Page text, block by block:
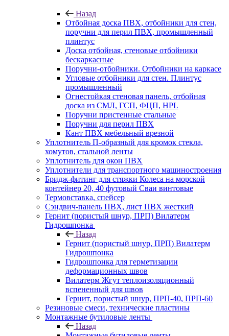
Назад
Отбойная доска ПВХ, отбойники для стен,
поручни для перил ПВХ, промышленный
плинтус
Доска отбойная, стеновые отбойники
бескаркасные
Поручни-отбойники. Отбойники на каркасе
Угловые отбойники для стен. Плинтус
промышленный
Огнестойкая стеновая панель, отбойная
доска из СМЛ, ГСП, ФЦП, HPL
Поручни пристенные стальные
Поручни для перил ПВХ
Кант ПВХ мебельный врезной
Уплотнитель П-образный для кромок стекла,
хомутов, стальной ленты
Уплотнитель для окон ПВХ
Уплотнители для транспортного машиностроения
Бридж-фитинг для стяжки Колеса на морской
контейнер 20, 40 футовый Сваи винтовые
Термовставка, спейсер
Сэндвич-панель ПВХ, лист ПВХ жесткий
Гернит (пористый шнур, ПРП) Вилатерм
Гидрошпонка
Назад
Гернит (пористый шнур, ПРП) Вилатерм
Гидрошпонка
Гидрошпонка для герметизации
деформационных швов
Вилатерм Жгут теплоизоляционный
вспененный для швов
Гернит, пористый шнур, ПРП-40, ПРП-60
Резиновые смеси, технические пластины
Монтажные бутиловые ленты
Назад